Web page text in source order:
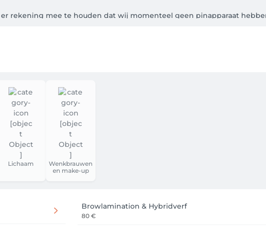
rekening mee te houden dat wij momenteel geen pinapparaat
Lichaam
Wenkbrauwen
en make-up
Browlamination & Hybridverf
80 €